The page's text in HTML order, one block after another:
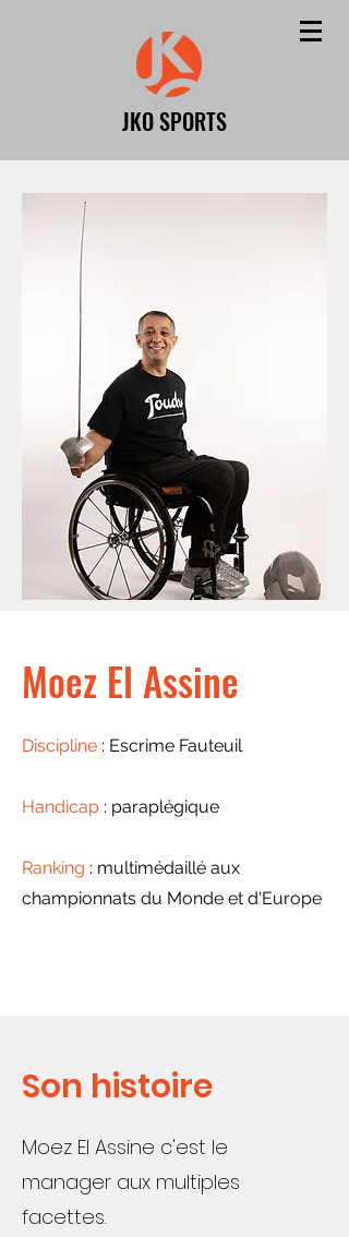
JKO SPORTS
Moez El Assine
Discipline : Escrime Fauteuil
Handicap : paraplégique
Ranking : multimédaillé aux
championnats du Monde et d'Europe
Son histoire
Moez El Assine c'est le
manager aux multiples
facettes.